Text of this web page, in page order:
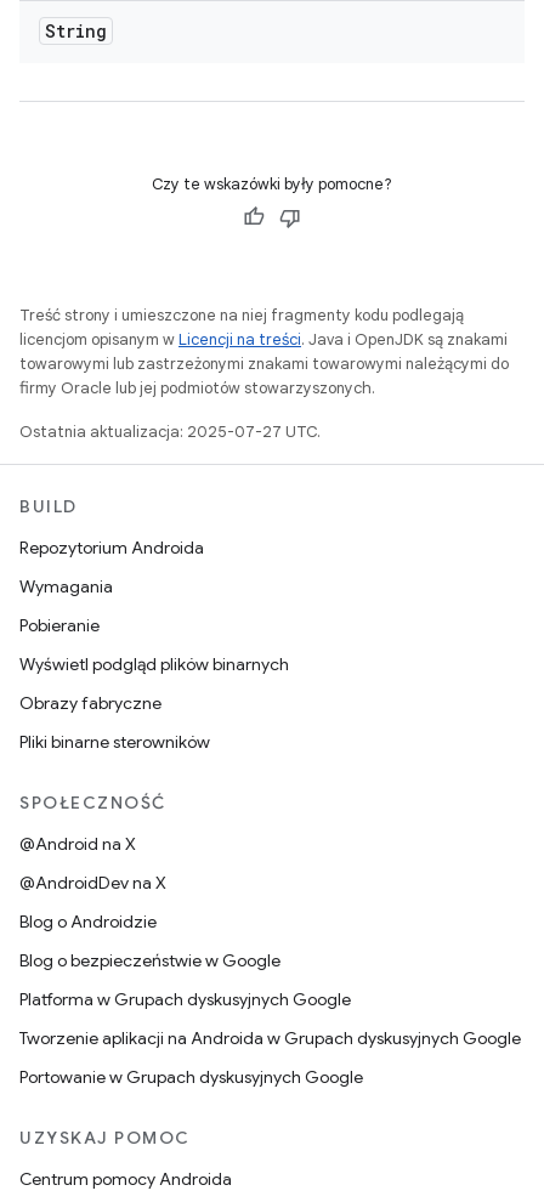
String
Czy te wskazówki były pomocne?
Treść strony i umieszczone na niej fragmenty kodu podlegają
licencjom opisanym wLicencji na treści. Java i OpenJDK są znakami
towarowymi lub zastrzeżonymi znakami towarowymi należącymi do
firmy Oracle lub jej podmiotów stowarzyszonych.
Ostatnia aktualizacja: 2025-07-27 UTC.
BUILD
Repozytorium Androida
Wymagania
Pobieranie
Wyświetl podgląd plików binarnych
Obrazy fabryczne
Pliki binarne sterowników
SPOŁECZNOŚĆ
@Android na X
@AndroidDev na X
Blog o Androidzie
Blog o bezpieczeństwie w Google
Platforma w Grupach dyskusyjnych Google
Tworzenie aplikacji na Androida w Grupach dyskusyjnych Google
Portowanie w Grupach dyskusyjnych Google
UZYSKAJ POMOC
Centrum pomocy Androida